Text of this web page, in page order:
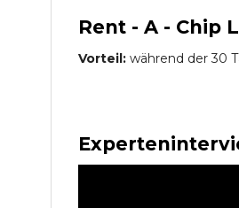
Rent - A - Chip
Vorteil: während der 30